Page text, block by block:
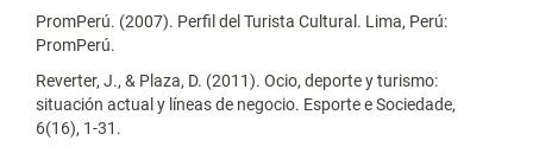
PromPerú. (2007). Perfil del Turista Cultural. Lima, Perú:
PromPerú.
Reverter, J., & Plaza, D. (2011). Ocio, deporte y turismo:
situación actual y líneas de negocio. Esporte e Sociedade,
6(16), 1-31.